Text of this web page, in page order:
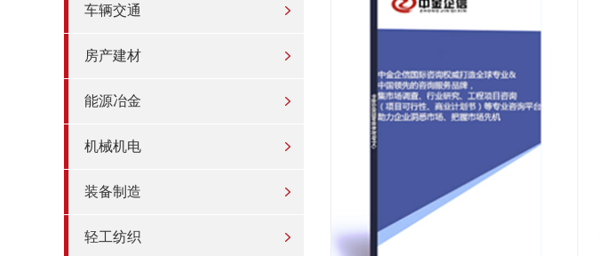
车辆交通
房产建材
能源冶金
机械机电
装备制造
轻工纺织